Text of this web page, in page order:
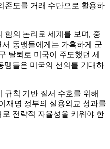
존도를 거래 수단으로 활용하
힘의 논리로 세계를 보며, 중
동맹들에게는 가혹하게 군
탈퇴로 미국이 주도했던 세
맹들은 미국의 선의를 기대하
규칙 기반 질서 수호를 위해
재명 정부의 실용외교 성과를
전략적 자율성을 키워야 한